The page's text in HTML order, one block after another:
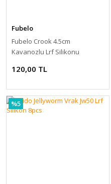
Fubelo
Fubelo Crook 4.5cm
Kavanozlu Lrf Silikonu
120,00 TL
%5